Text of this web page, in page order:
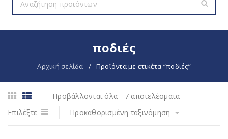
ποδιές
Αρχική σελίδα / Προϊόντα με ετικέτα “ποδιές”
Προβάλλονται όλα - 7 αποτελέσματα
Επιλέξτε
Προκαθορισμένη ταξινόμηση